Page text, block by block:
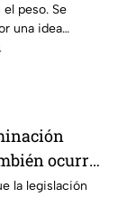
peso. Se
una idea
la imagen
ocurre
la legislación